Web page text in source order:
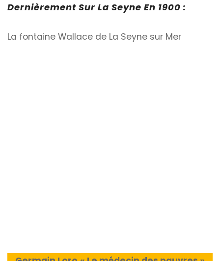
Dernièrement Sur La Seyne En 1900 :
La fontaine Wallace de La Seyne sur Mer